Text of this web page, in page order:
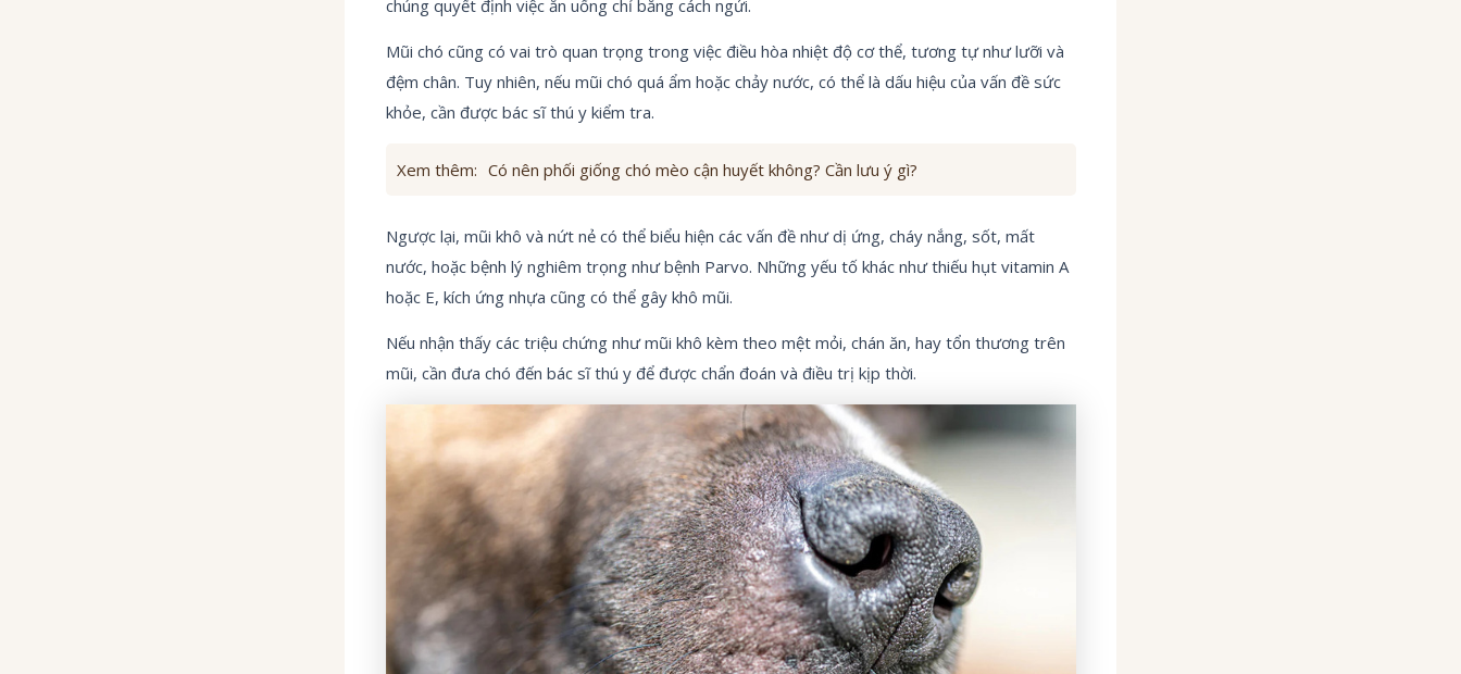
chúng quyết định việc ăn uống chỉ bằng cách ngửi.
Mũi chó cũng có vai trò quan trọng trong việc điều hòa nhiệt độ cơ thể, tương tự như lưỡi và
đệm chân. Tuy nhiên, nếu mũi chó quá ẩm hoặc chảy nước, có thể là dấu hiệu của vấn đề sức
khỏe, cần được bác sĩ thú y kiểm tra.
Xem thêm: Có nên phối giống chó mèo cận huyết không? Cần lưu ý gì?
Ngược lại, mũi khô và nứt nẻ có thể biểu hiện các vấn đề như dị ứng, cháy nắng, sốt, mất
nước, hoặc bệnh lý nghiêm trọng như bệnh Parvo. Những yếu tố khác như thiếu hụt vitamin A
hoặc E, kích ứng nhựa cũng có thể gây khô mũi.
Nếu nhận thấy các triệu chứng như mũi khô kèm theo mệt mỏi, chán ăn, hay tổn thương trên
mũi, cần đưa chó đến bác sĩ thú y để được chẩn đoán và điều trị kịp thời.